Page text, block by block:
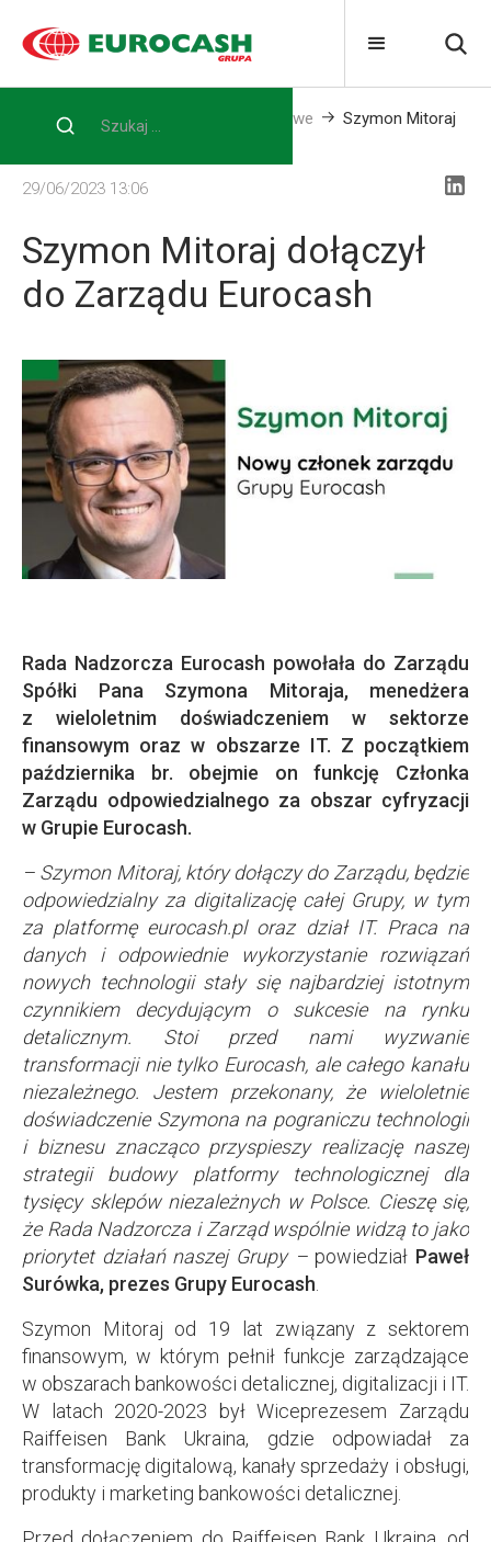
Home Media Informacje prasowe
Szymon Mitoraj
29/06/2023 13:06
Szymon Mitoraj dołączył
do Zarządu Eurocash
Rada Nadzorcza Eurocash powołała do Zarządu
Spółki Pana Szymona Mitoraja, menedżera
z wieloletnim doświadczeniem w sektorze
finansowym oraz w obszarze IT. Z początkiem
października br. obejmie on funkcję Członka
Zarządu odpowiedzialnego za obszar cyfryzacji
w Grupie Eurocash.
– Szymon Mitoraj, który dołączy do Zarządu, będzie
odpowiedzialny za digitalizację całej Grupy, w tym
za platformę eurocash.pl oraz dział IT. Praca na
danych i odpowiednie wykorzystanie rozwiązań
nowych technologii stały się najbardziej istotnym
czynnikiem decydującym o sukcesie na rynku
detalicznym. Stoi przed nami wyzwanie
transformacji nie tylko Eurocash, ale całego kanału
niezależnego. Jestem przekonany, że wieloletnie
doświadczenie Szymona na pograniczu technologii
i biznesu znacząco przyspieszy realizację naszej
strategii budowy platformy technologicznej dla
tysięcy sklepów niezależnych w Polsce. Cieszę się,
że Rada Nadzorcza i Zarząd wspólnie widzą to jako
priorytet działań naszej Grupy –powiedział Paweł
Surówka, prezes Grupy Eurocash
Szymon Mitoraj od 19 lat związany z sektorem
finansowym, w którym pełnił funkcje zarządzające
w obszarach bankowości detalicznej, digitalizacji i IT.
W latach 2020-2023 był Wiceprezesem Zarządu
Raiffeisen Bank Ukraina, gdzie odpowiadał za
transformację digitalową, kanały sprzedaży i obsługi,
produkty i marketing bankowości detalicznej.